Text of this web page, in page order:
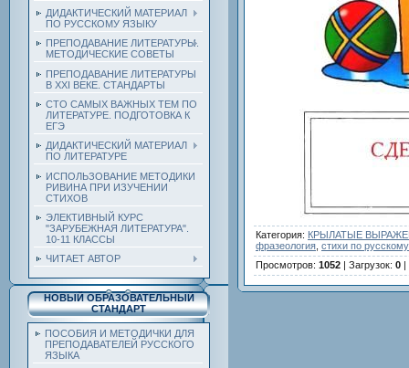
ДИДАКТИЧЕСКИЙ МАТЕРИАЛ
ПО РУССКОМУ ЯЗЫКУ
ПРЕПОДАВАНИЕ ЛИТЕРАТУРЫ.
МЕТОДИЧЕСКИЕ СОВЕТЫ
ПРЕПОДАВАНИЕ ЛИТЕРАТУРЫ
В XXI ВЕКЕ. СТАНДАРТЫ
СТО САМЫХ ВАЖНЫХ ТЕМ ПО
ЛИТЕРАТУРЕ. ПОДГОТОВКА К
ЕГЭ
ДИДАКТИЧЕСКИЙ МАТЕРИАЛ
ПО ЛИТЕРАТУРЕ
ИСПОЛЬЗОВАНИЕ МЕТОДИКИ
РИВИНА ПРИ ИЗУЧЕНИИ
СТИХОВ
ЭЛЕКТИВНЫЙ КУРС
"ЗАРУБЕЖНАЯ ЛИТЕРАТУРА".
10-11 КЛАССЫ
ЧИТАЕТ АВТОР
НОВЫЙ ОБРАЗОВАТЕЛЬНЫЙ
СТАНДАРТ
ПОСОБИЯ И МЕТОДИЧКИ ДЛЯ
ПРЕПОДАВАТЕЛЕЙ РУССКОГО
ЯЗЫКА
Категория: КРЫЛАТЫЕ
фразеология стихи по
Просмотров: 1052 | Загрузок: 0 |